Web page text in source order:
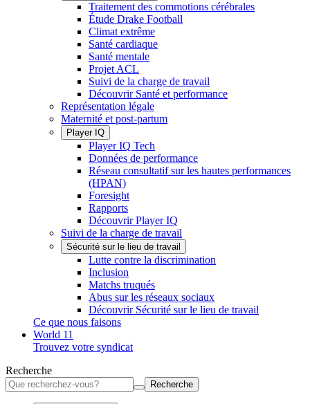
Traitement des commotions cérébrales
Étude Drake Football
Climat extrême
Santé cardiaque
Santé mentale
Projet ACL
Suivi de la charge de travail
Découvrir Santé et performance
Représentation légale
Maternité et post-partum
Player IQ
Player IQ Tech
Données de performance
Réseau consultatif sur les hautes performances
(HPAN)
Foresight
Rapports
Découvrir Player IQ
Suivi de la charge de travail
Sécurité sur le lieu de travail
Lutte contre la discrimination
Inclusion
Matchs truqués
Abus sur les réseaux sociaux
Découvrir Sécurité sur le lieu de travail
Ce que nous faisons
World 11
Trouvez votre syndicat
Recherche
Recherche